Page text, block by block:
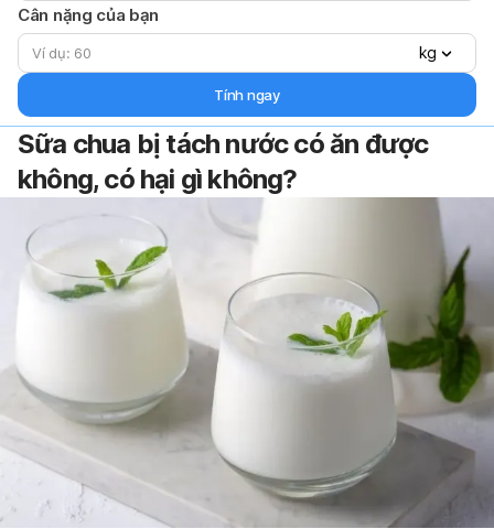
Cân nặng của bạn
kg
Tính ngay
Sữa chua bị tách nước có ăn được
không, có hại gì không?